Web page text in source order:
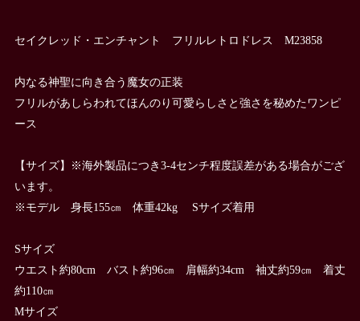
セイクレッド・エンチャント フリルレトロドレス M23858
内なる神聖に向き合う魔女の正装
フリルがあしらわれてほんのり可愛らしさと強さを秘めたワンピ
ース
【サイズ】※海外製品につき3-4センチ程度誤差がある場合がござ
います。
※モデル 身長155㎝ 体重42kg Sサイズ着用
Sサイズ
ウエスト約80cm バスト約96㎝ 肩幅約34cm 袖丈約59㎝ 着丈
約110㎝
Mサイズ